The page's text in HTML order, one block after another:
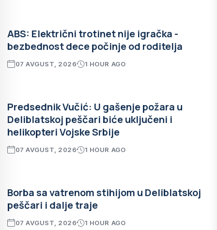
ABS: Električni trotinet nije igračka -
bezbednost dece počinje od roditelja
07 AVGUST, 2026 1 HOUR AGO
Predsednik Vučić: U gašenje požara u
Deliblatskoj peščari biće uključeni i
helikopteri Vojske Srbije
07 AVGUST, 2026 1 HOUR AGO
Borba sa vatrenom stihijom u Deliblatskoj
peščari i dalje traje
07 AVGUST, 2026 1 HOUR AGO